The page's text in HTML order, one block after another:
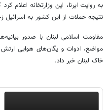
به روایت ایرنا، این وزارتخانه اعلام
نتیجه حملات از این کشور به
مقاومت اسلامی لبنان با صدور
مواضع، ادوات و یگان‌های هوایی
خاک لبنان خبر داد.